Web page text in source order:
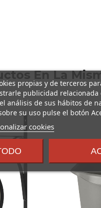
En La
propias y de terceros
publicidad relacionada
análisis de sus hábitos de
su uso pulse el botón
cookies